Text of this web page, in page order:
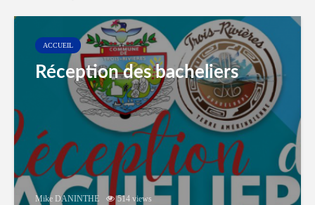
ACCUEIL
Réception des bacheliers
Mike DANINTHE 514 views